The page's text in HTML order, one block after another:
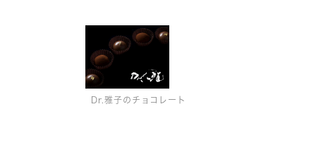
Dr.雅子のチョコレート